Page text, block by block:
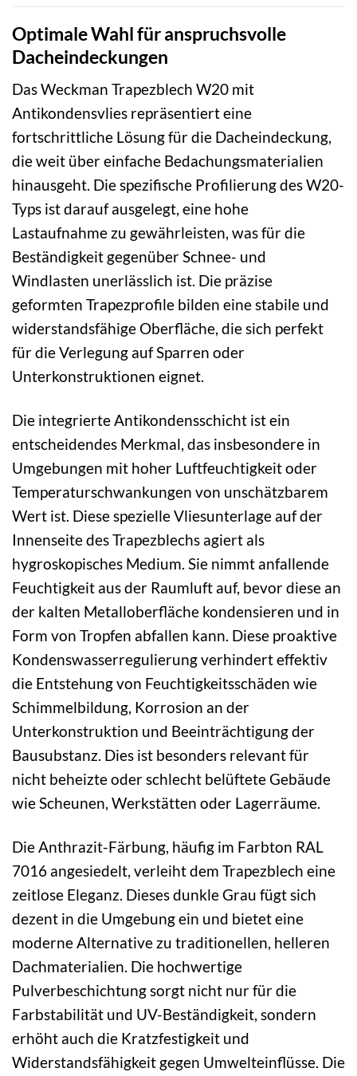
Optimale Wahl für anspruchsvolle
Dacheindeckungen
Das Weckman Trapezblech W20 mit
Antikondensvlies repräsentiert eine
fortschrittliche Lösung für die Dacheindeckung,
die weit über einfache Bedachungsmaterialien
hinausgeht. Die spezifische Profilierung des W20-
Typs ist darauf ausgelegt, eine hohe
Lastaufnahme zu gewährleisten, was für die
Beständigkeit gegenüber Schnee- und
Windlasten unerlässlich ist. Die präzise
geformten Trapezprofile bilden eine stabile und
widerstandsfähige Oberfläche, die sich perfekt
für die Verlegung auf Sparren oder
Unterkonstruktionen eignet.
Die integrierte Antikondensschicht ist ein
entscheidendes Merkmal, das insbesondere in
Umgebungen mit hoher Luftfeuchtigkeit oder
Temperaturschwankungen von unschätzbarem
Wert ist. Diese spezielle Vliesunterlage auf der
Innenseite des Trapezblechs agiert als
hygroskopisches Medium. Sie nimmt anfallende
Feuchtigkeit aus der Raumluft auf, bevor diese an
der kalten Metalloberfläche kondensieren und in
Form von Tropfen abfallen kann. Diese proaktive
Kondenswasserregulierung verhindert effektiv
die Entstehung von Feuchtigkeitsschäden wie
Schimmelbildung, Korrosion an der
Unterkonstruktion und Beeinträchtigung der
Bausubstanz. Dies ist besonders relevant für
nicht beheizte oder schlecht belüftete Gebäude
wie Scheunen, Werkstätten oder Lagerräume.
Die Anthrazit-Färbung, häufig im Farbton RAL
7016 angesiedelt, verleiht dem Trapezblech eine
zeitlose Eleganz. Dieses dunkle Grau fügt sich
dezent in die Umgebung ein und bietet eine
moderne Alternative zu traditionellen, helleren
Dachmaterialien. Die hochwertige
Pulverbeschichtung sorgt nicht nur für die
Farbstabilität und UV-Beständigkeit, sondern
erhöht auch die Kratzfestigkeit und
Widerstandsfähigkeit gegen Umwelteinflüsse. Die